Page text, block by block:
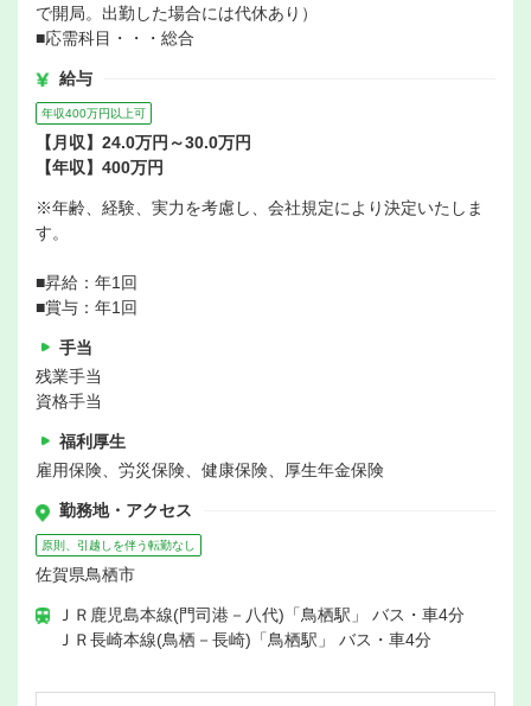
で開局。出勤した場合には代休あり）
■応需科目・・・総合
給与
年収400万円以上可
【月収】24.0万円～30.0万円
【年収】400万円
※年齢、経験、実力を考慮し、会社規定により決定いたしま
す。
■昇給：年1回
■賞与：年1回
手当
残業手当
資格手当
福利厚生
雇用保険、労災保険、健康保険、厚生年金保険
勤務地・アクセス
原則、引越しを伴う転勤なし
佐賀県鳥栖市
ＪＲ鹿児島本線(門司港－八代)「鳥栖駅」 バス・車4分
ＪＲ長崎本線(鳥栖－長崎)「鳥栖駅」 バス・車4分